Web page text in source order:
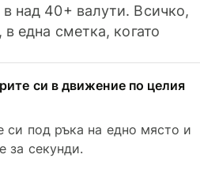
над 40+ валути. Всичко,
една сметка, когато
си в движение по целия
си под ръка на едно място и
за секунди.